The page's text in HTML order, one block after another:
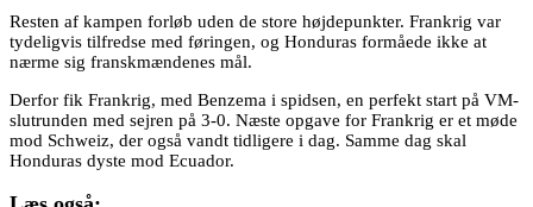
Resten af kampen forløb uden de store højdepunkter. Frankrig var
tydeligvis tilfredse med føringen, og Honduras formåede ikke at
nærme sig franskmændenes mål.
Derfor fik Frankrig, med Benzema i spidsen, en perfekt start på VM-
slutrunden med sejren på 3-0. Næste opgave for Frankrig er et møde
mod Schweiz, der også vandt tidligere i dag. Samme dag skal
Honduras dyste mod Ecuador.